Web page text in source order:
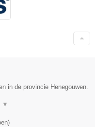
in de provincie Henegouwen.
▼
)